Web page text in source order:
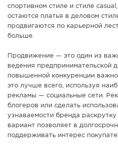
спортивном стиле и стиле
остаются платья в деловом
продвигаются по карьерной
больше.
Продвижение — это один из
ведения предпринимательской
повышенной конкуренции важно
это лучше всего, используя
рекламы — социальные сети.
блогеров или сделать
узнаваемости бренда
вариант позволяет в
поддерживать интерес